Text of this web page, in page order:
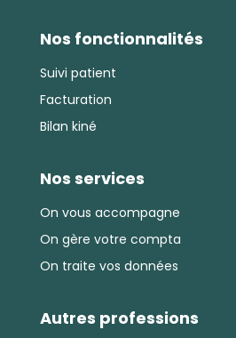
Nos fonctionnalités
Suivi patient
Facturation
Bilan kiné
Nos services
On vous accompagne
On gère votre compta
On traite vos données
Autres professions